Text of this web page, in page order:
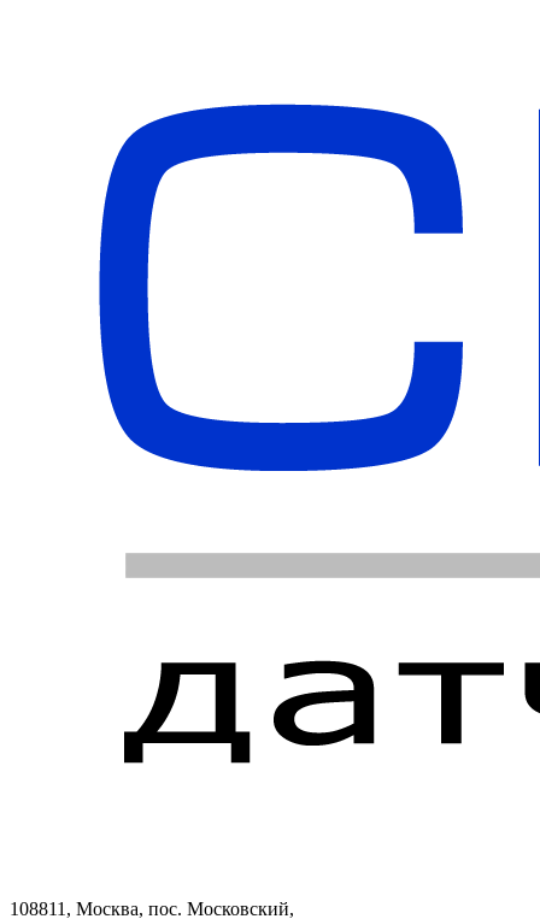
108811, Москва, пос. Московский,